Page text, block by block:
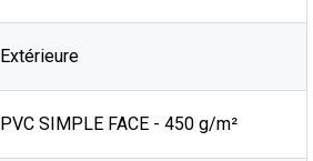
Extérieure
PVC SIMPLE FACE - 450 g/m²